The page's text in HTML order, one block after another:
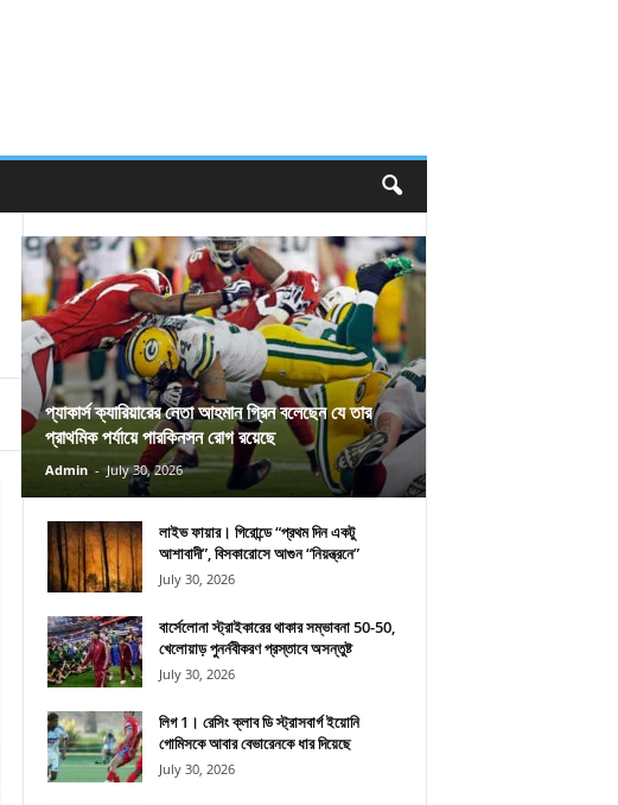
প্যাকার্স ক্যারিয়ারের নেতা আহমান গ্রিন বলেছেন যে তার
প্রাথমিক পর্যায়ে পারকিনসন রোগ রয়েছে
Admin - July 30, 2026
লাইভ ফায়ার। গিরোন্ডে “প্রথম দিন একটু
আশাবাদী”, বিসকারোসে আগুন “নিয়ন্ত্রনে”
July 30, 2026
বার্সেলোনা স্ট্রাইকারের থাকার সম্ভাবনা 50-50,
খেলোয়াড় পুনর্নবীকরণ প্রস্তাবে অসন্তুষ্ট
July 30, 2026
লিগ 1। রেসিং ক্লাব ডি স্ট্রাসবার্গ ইয়োনি
গোমিসকে আবার বেভারেনকে ধার দিয়েছে
July 30, 2026